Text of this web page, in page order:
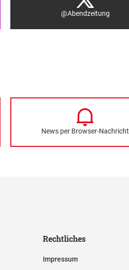
@Abendzeitung
News per Browser-Nachricht
Rechtliches
Impressum